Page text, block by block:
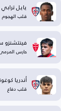
يايل ترابي
قلب الهجوم
فينتشنزو
حارس
أندريا
قلب دفاع